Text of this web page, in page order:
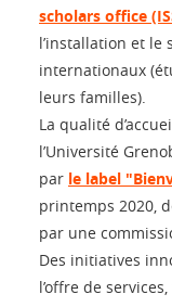
scholars office
l’installation et le
internationaux
leurs familles).
La qualité
l’Université
par le label
printemps 2020,
par une
Des initiatives
l’offre de